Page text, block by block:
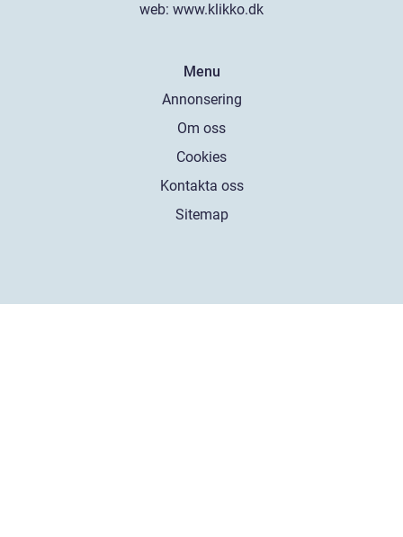
web: www.klikko.dk
Menu
Annonsering
Om oss
Cookies
Kontakta oss
Sitemap